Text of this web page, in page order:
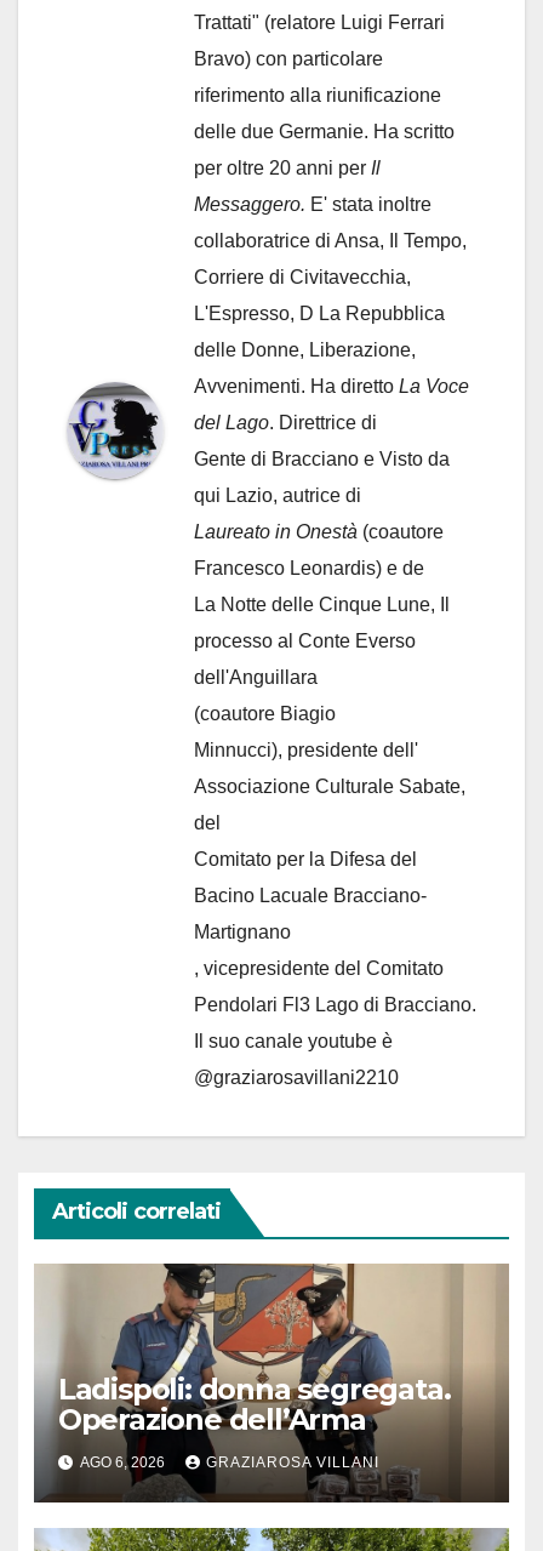
Trattati" (relatore Luigi Ferrari
Bravo) con particolare
riferimento alla riunificazione
delle due Germanie. Ha scritto
per oltre 20 anni per Il
Messaggero. E' stata inoltre
collaboratrice di Ansa, Il Tempo,
Corriere di Civitavecchia,
L'Espresso, D La Repubblica
delle Donne, Liberazione,
Avvenimenti. Ha diretto La Voce
del Lago. Direttrice di
Gente di Bracciano e Visto da
qui Lazio, autrice di
Laureato in Onestà (coautore
Francesco Leonardis) e de
La Notte delle Cinque Lune, Il
processo al Conte Everso
dell'Anguillara
(coautore Biagio
Minnucci), presidente dell'
Associazione Culturale Sabate,
del
Comitato per la Difesa del
Bacino Lacuale Bracciano-
Martignano
, vicepresidente del Comitato
Pendolari Fl3 Lago di Bracciano.
Il suo canale youtube è
@graziarosavillani2210
Articoli correlati
Ladispoli: donna segregata.
Operazione dell’Arma
AGO 6, 2026 GRAZIAROSA VILLANI